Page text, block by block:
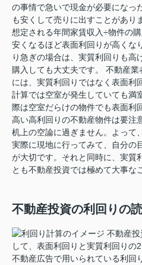
の事情で急いで現金が必要になっ
も安くして売りに出すことがあり
想定される年間家賃収入÷物件の
安くなるほど表面利回りが高くな
り急ぎの場合は、実質利回りも高
購入しても大丈夫です。 不動産
には、実質利回りではなく表面利
計算では空室が発生していても満
際は空室だらけの物件でも表面利
高い高利回りの不動産物件は要注
机上の空論に過ぎません。よって
実際に現地に行ってみて、自分の
が大切です。それと同時に、実質
とも不動産投資では極めて大事な
不動産投資の利回りの
不動産投
して、表面利回りと実質利回りの
不動産広告で用いられている利回